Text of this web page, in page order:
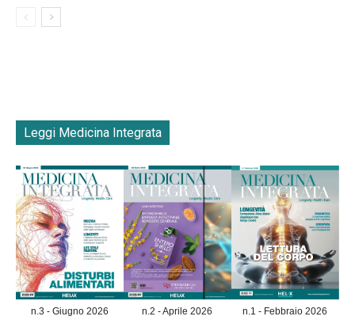
Leggi Medicina Integrata
n.3 - Giugno 2026 n.2 - Aprile 2026 n.1 - Febbraio 2026